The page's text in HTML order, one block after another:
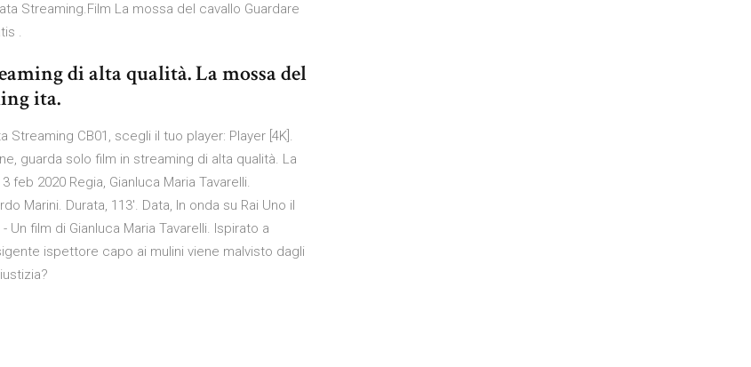
Streaming.Film La mossa del cavallo Guardare
.
di alta qualità. La mossa del
ita.
CB01, scegli il tuo player: Player [4K].
guarda solo film in streaming di alta qualità. La
2020 Regia, Gianluca Maria Tavarelli.
Marini. Durata, 113'. Data, In onda su Rai Uno il
film di Gianluca Maria Tavarelli. Ispirato a
ispettore capo ai mulini viene malvisto dagli